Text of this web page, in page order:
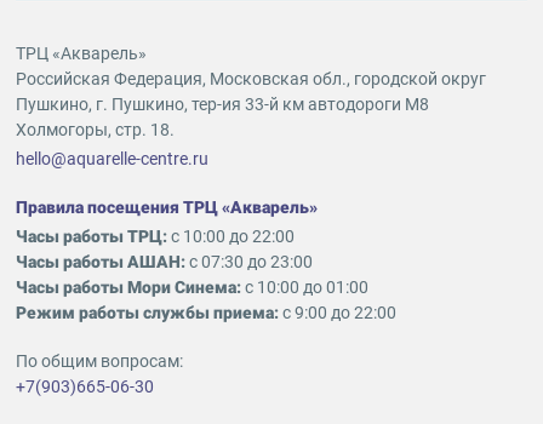
ТРЦ «Акварель»
Российская Федерация, Московская обл., городской округ
Пушкино, г. Пушкино, тер-ия 33-й км автодороги М8
Холмогоры, стр. 18.
hello@aquarelle-centre.ru
Правила посещения ТРЦ «Акварель»
Часы работы ТРЦ:с 10:00 до 22:00
Часы работы АШАН:с 07:30 до 23:00
Часы работы Мори Синема:с 10:00 до 01:00
Режим работы службы приема:с 9:00 до 22:00
По общим вопросам:
+7(903)665-06-30